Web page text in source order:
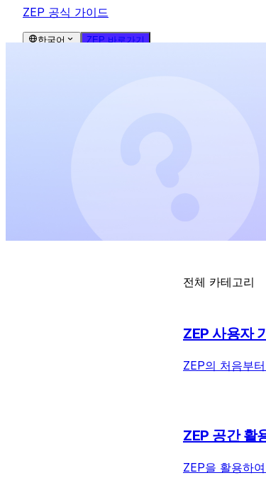
ZEP 공식 가이드
한국어 ZEP 바로가기
전체 카테고리
ZEP 사용자
ZEP의 처음부
ZEP 공간 활
ZEP을 활용하